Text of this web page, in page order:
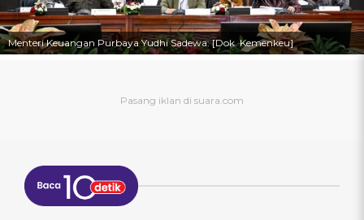
Menteri Keuangan Purbaya Yudhi Sadewa. [Dok. Kemenkeu]